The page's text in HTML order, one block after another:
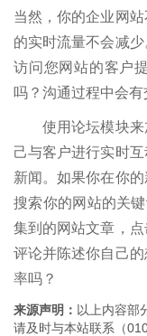
当然，你的企业网
的实时流量不会减
访问您网站的客户
吗？沟通过程中会有
使用论坛模块来
己与客户进行实时
新闻。如果你在你
搜索你的网站的关
集到的网站文章，
评论并陈述你自己
率吗？
来源声明： 以上内容部
请及时与本站联系（